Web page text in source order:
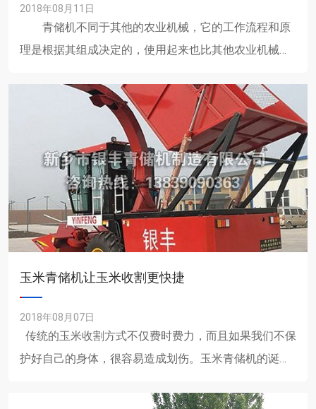
2018年08月11日
青储机不同于其他的农业机械，它的工作流程和原
理是根据其组成决定的，使用起来也比其他农业机械更
青储机与拖拉机配......
玉米青储机让玉米收割更快捷
2018年08月07日
传统的玉米收割方式不仅费时费力，而且如果我们不保
护好自己的身体，很容易造成划伤。玉米青储机的诞生